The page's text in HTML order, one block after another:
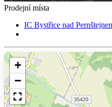
Prodejní místa
IC Bystřice nad
+
−